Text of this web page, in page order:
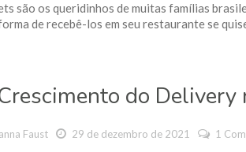
são os queridinhos de muitas famílias
de recebê-los em seu restaurante se
do
Faust 29 de dezembro de 2021 1